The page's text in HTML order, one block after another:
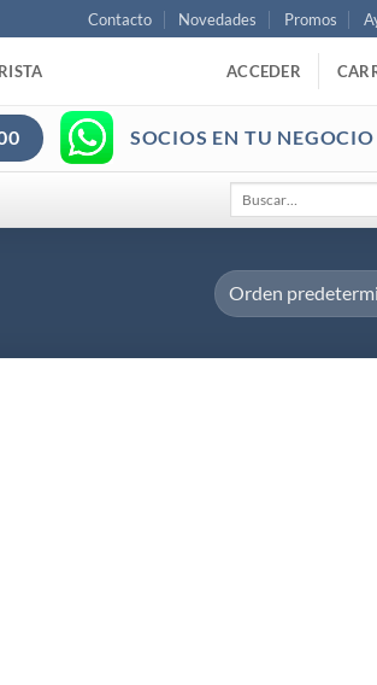
Contacto Novedades Promos
ACCEDER
SOCIOS EN TU NEGOCIO
por: